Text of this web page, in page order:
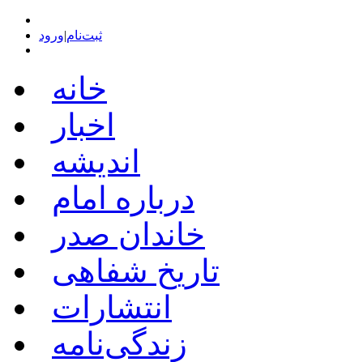
ثبت‌نام|ورود
خانه
اخبار
اندیشه
درباره امام
خاندان صدر
تاریخ شفاهی
انتشارات
زندگی‌نامه